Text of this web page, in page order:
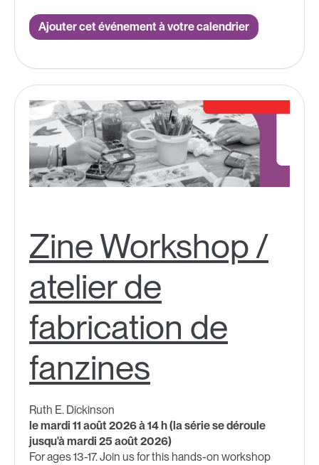
Ajouter cet événement à votre calendrier
Zine Workshop /
atelier de
fabrication de
fanzines
Ruth E. Dickinson
le mardi 11 août 2026 à 14 h (la série se déroule
jusqu'à mardi 25 août 2026)
For ages 13-17. Join us for this hands-on workshop